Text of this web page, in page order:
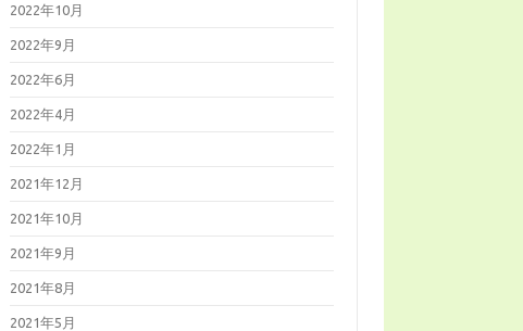
2022年10月
2022年9月
2022年6月
2022年4月
2022年1月
2021年12月
2021年10月
2021年9月
2021年8月
2021年5月